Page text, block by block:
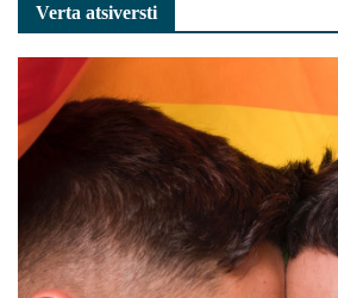
Verta atsiversti